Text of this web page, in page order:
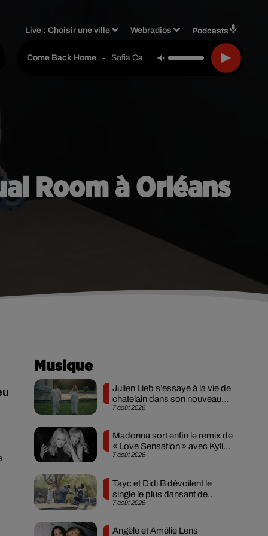
Live :Choisir une ville Webradios Podcasts
Come Back Home - Sofia Carson
Room à Orléans
Musique
7 août 2026
Julien Lieb s’essaye à la vie de
chatelain dans son nouveau
clip
7 août 2026
Madonna sort enfin le remix de
« Love Sensation » avec Kylie
Minogue
7 août 2026
Tayc et Didi B dévoilent le
single le plus dansant de
l’année
Angèle et Amélie Lens